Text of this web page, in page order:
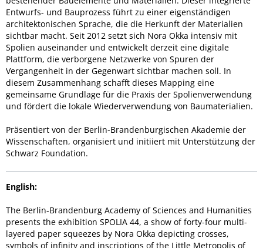
Entwurfs- und Bauprozess führt zu einer eigenständigen
architektonischen Sprache, die die Herkunft der Materialien
sichtbar macht. Seit 2012 setzt sich Nora Okka intensiv mit
Spolien auseinander und entwickelt derzeit eine digitale
Plattform, die verborgene Netzwerke von Spuren der
Vergangenheit in der Gegenwart sichtbar machen soll. In
diesem Zusammenhang schafft dieses Mapping eine
gemeinsame Grundlage für die Praxis der Spolienverwendung
und fördert die lokale Wiederverwendung von Baumaterialien.
Präsentiert von der Berlin-Brandenburgischen Akademie der
Wissenschaften, organisiert und initiiert mit Unterstützung der
Schwarz Foundation.
English:
The Berlin-Brandenburg Academy of Sciences and Humanities
presents the exhibition SPOLIA 44, a show of forty-four multi-
layered paper squeezes by Nora Okka depicting crosses,
symbols of infinity and inscriptions of the Little Metropolis of